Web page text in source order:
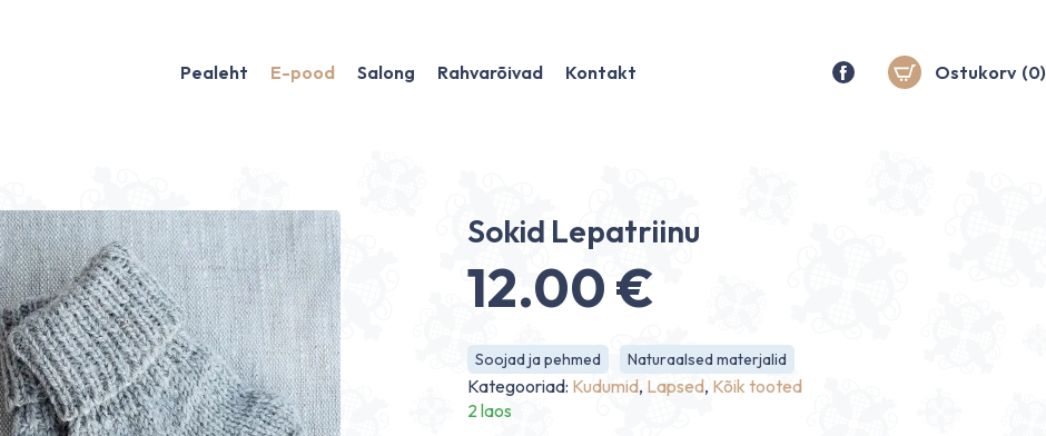
Pealeht E-pood Salong Rahvarõivad Kontakt Ostukorv (0)
Sokid Lepatriinu
12.00€
Soojad ja pehmed Naturaalsed materjalid
Kategooriad: Kudumid, Lapsed, Kõik tooted
2 laos